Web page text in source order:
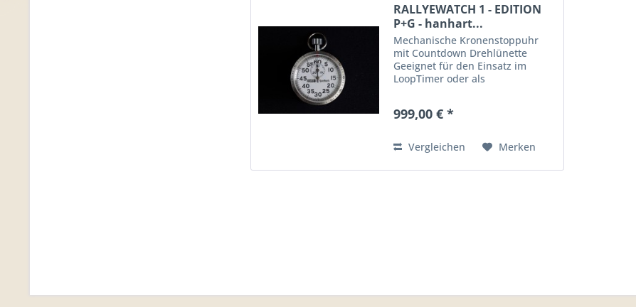
RALLYEWATCH 1 - EDITION
P+G - hanhart...
Mechanische Kronenstoppuhr
mit Countdown Drehlünette
Geeignet für den Einsatz im
LoopTimer oder als
Präzisionsmechanik aus dem
verarbeitet, liegt angenehm in
der Hand....
999,00 € *
Vergleichen Merken